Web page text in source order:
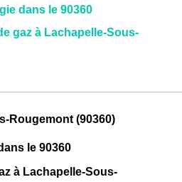
dans le 90360
gaz à Lachapelle-Sous-
Rougemont (90360)
le 90360
à Lachapelle-Sous-